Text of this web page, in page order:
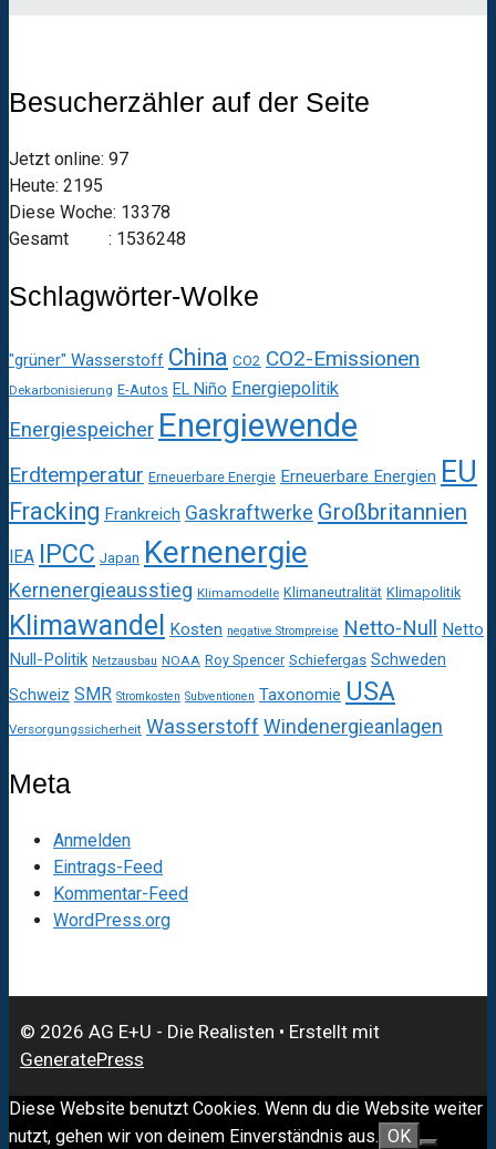
Besucherzähler auf der Seite
Jetzt online: 97
Heute: 2195
Diese Woche: 13378
Gesamt : 1536248
Schlagwörter-Wolke
"grüner" Wasserstoff China CO2 CO2-Emissionen
Dekarbonisierung E-Autos EL Niño Energiepolitik
Energiespeicher Energiewende
Erdtemperatur Erneuerbare Energie Erneuerbare Energien EU
Fracking Frankreich Gaskraftwerke Großbritannien
IEA IPCC Japan Kernenergie
Kernenergieausstieg Klimamodelle Klimaneutralität Klimapolitik
Klimawandel Kosten negative Strompreise Netto-Null Netto
Null-Politik Netzausbau NOAA Roy Spencer Schiefergas Schweden
Schweiz SMR Stromkosten Subventionen Taxonomie USA
Versorgungssicherheit Wasserstoff Windenergieanlagen
Meta
Anmelden
Eintrags-Feed
Kommentar-Feed
WordPress.org
© 2026 AG E+U - Die Realisten • Erstellt mit
GeneratePress
Diese Website benutzt Cookies. Wenn du die Website weiter
nutzt, gehen wir von deinem Einverständnis aus. OK